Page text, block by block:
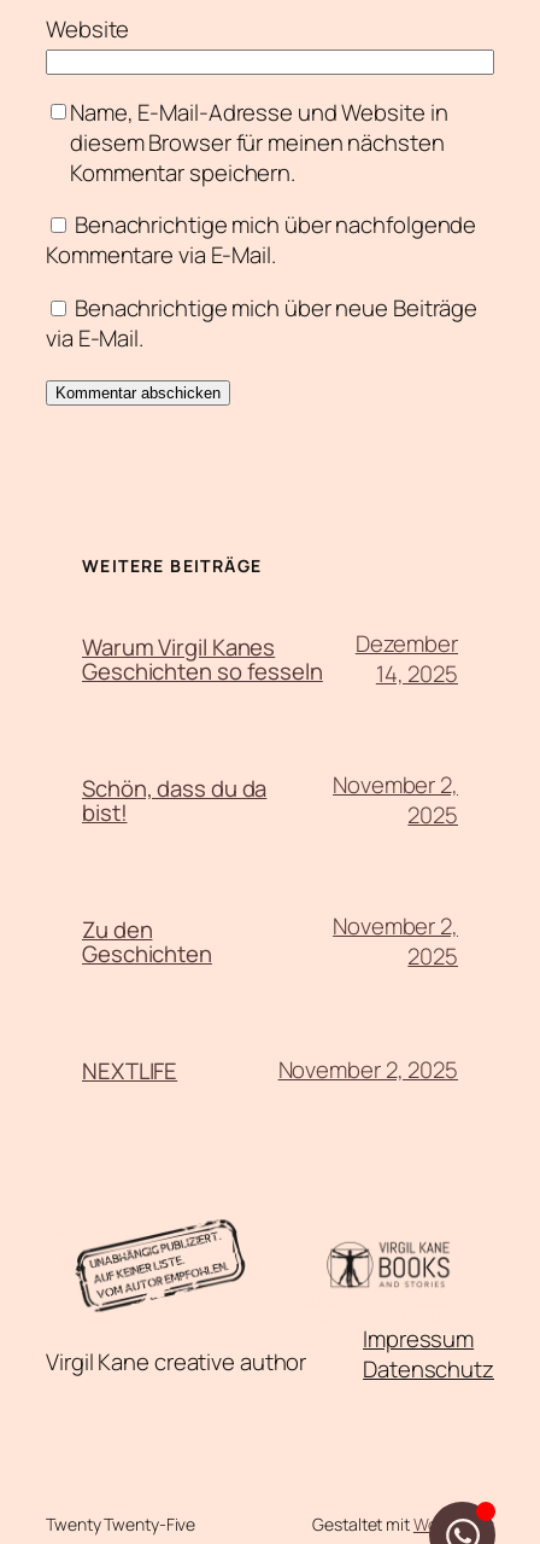
Website
Name, E-Mail-Adresse und Website in
diesem Browser für meinen nächsten
Kommentar speichern.
Benachrichtige mich über nachfolgende
Kommentare via E-Mail.
Benachrichtige mich über neue Beiträge
via E-Mail.
WEITERE BEITRÄGE
Warum Virgil Kanes
Geschichten so fesseln
Dezember
14, 2025
Schön, dass du da
bist!
November 2,
2025
Zu den
Geschichten
November 2,
2025
NEXTLIFE November 2, 2025
Virgil Kane creative author
Impressum
Datenschutz
Twenty Twenty-Five Gestaltet mitWordPress